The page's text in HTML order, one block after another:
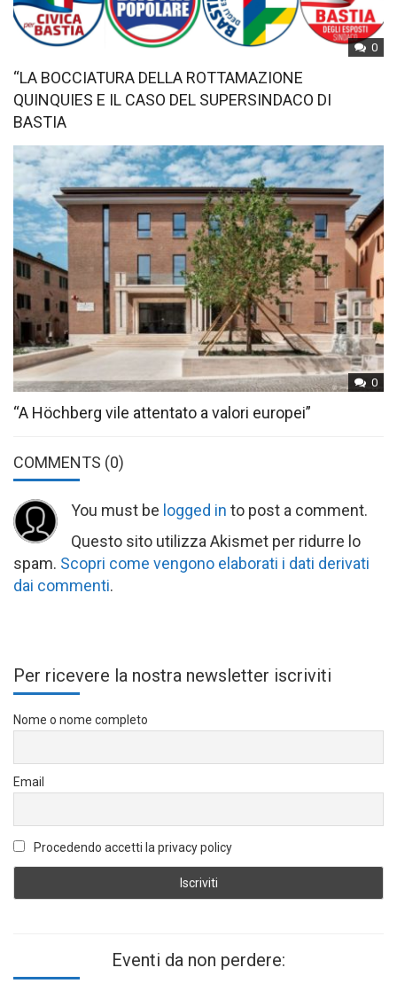
0
“LA BOCCIATURA DELLA ROTTAMAZIONE
QUINQUIES E IL CASO DEL SUPERSINDACO DI
BASTIA
0
“A Höchberg vile attentato a valori europei”
COMMENTS (0)
You must be logged in to post a comment.
Questo sito utilizza Akismet per ridurre lo
spam. Scopri come vengono elaborati i dati derivati
dai commenti.
Per ricevere la nostra newsletter iscriviti
Nome o nome completo
Email
Procedendo accetti la privacy policy
Eventi da non perdere: